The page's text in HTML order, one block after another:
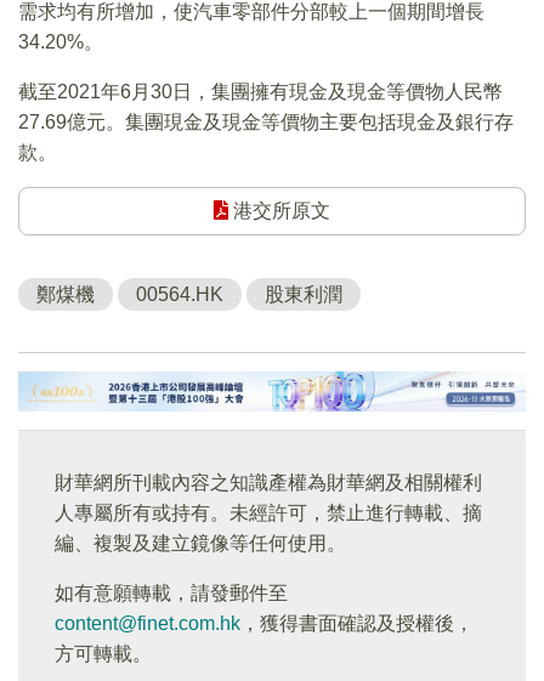
需求均有所增加，使汽車零部件分部較上一個期間增長
34.20%。
截至2021年6月30日，集團擁有現金及現金等價物人民幣
27.69億元。集團現金及現金等價物主要包括現金及銀行存
款。
港交所原文
鄭煤機 00564.HK 股東利潤
財華網所刊載內容之知識產權為財華網及相關權利
人專屬所有或持有。未經許可，禁止進行轉載、摘
編、複製及建立鏡像等任何使用。
如有意願轉載，請發郵件至
content@finet.com.hk ，獲得書面確認及授權後，
方可轉載。